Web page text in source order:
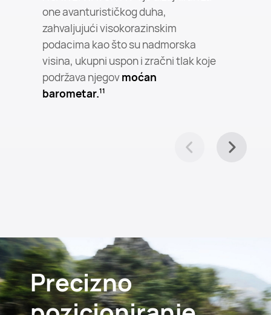
one avanturističkog duha,
zahvaljujući visokorazinskim
podacima kao što su nadmorska
visina, ukupni uspon i zračni tlak koje
podržava njegovmoćan
barometar.11
Precizno